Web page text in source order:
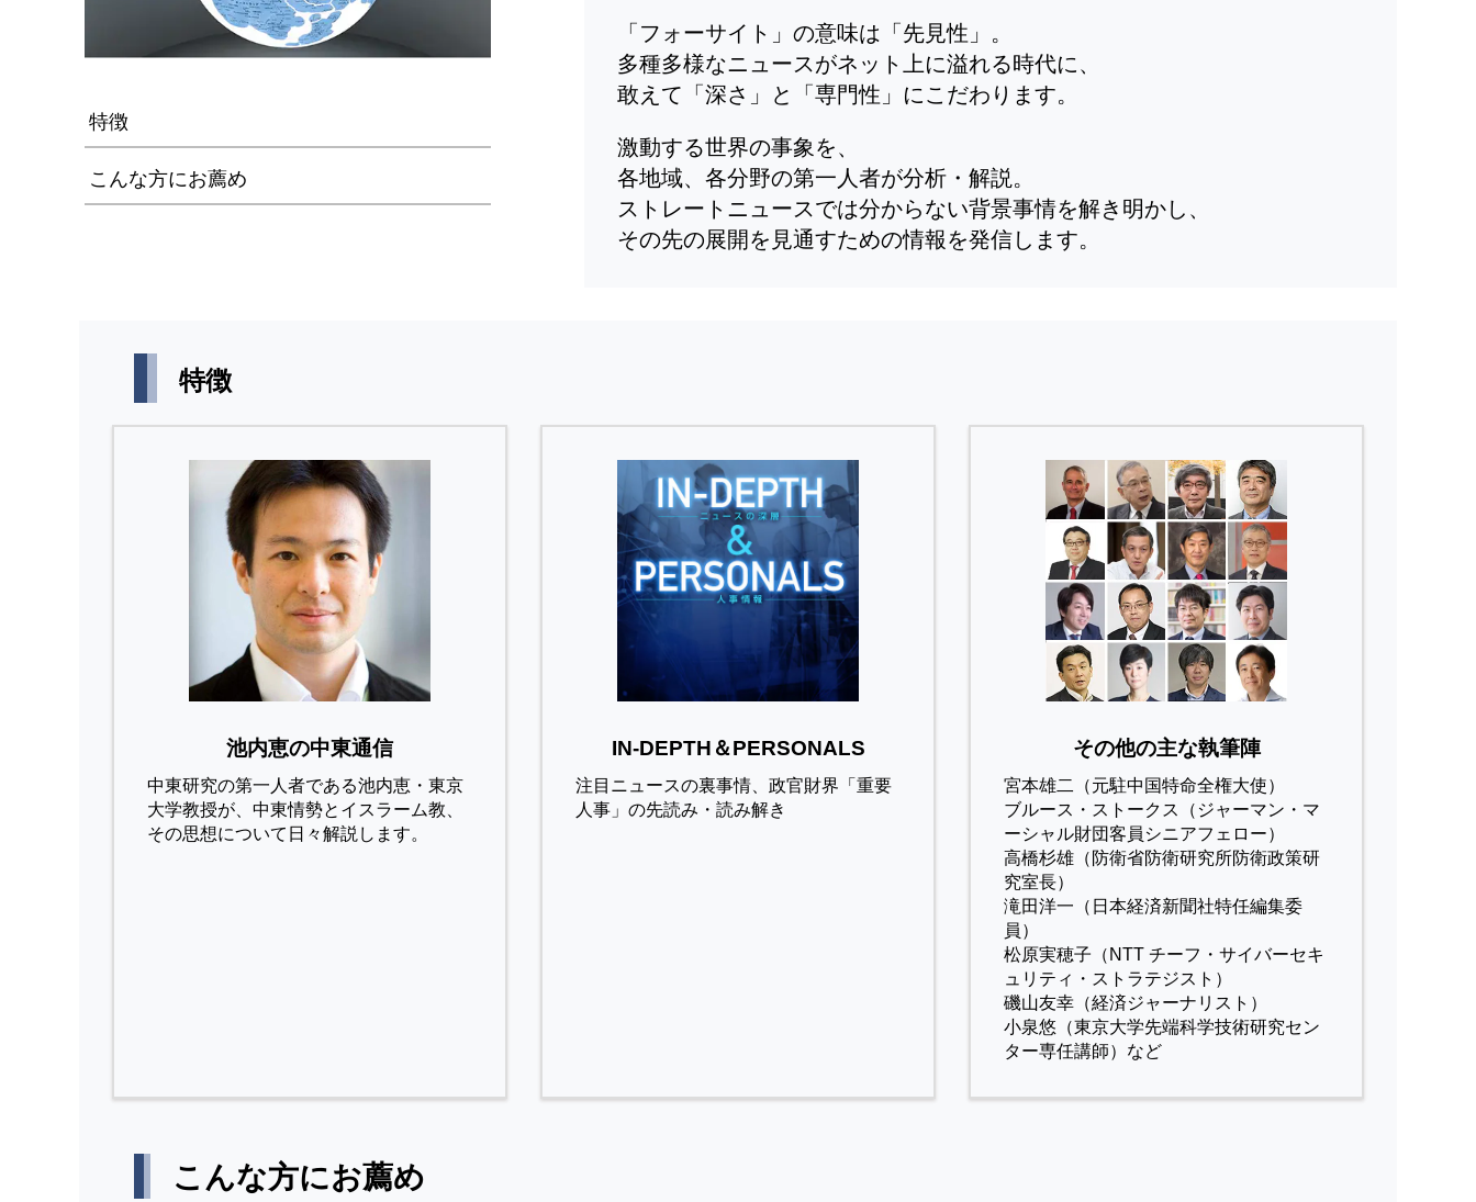
特徴
こんな方にお薦め
「フォーサイト」の意味は「先見性」。
多種多様なニュースがネット上に溢れる時代に、
敢えて「深さ」と「専門性」にこだわります。
激動する世界の事象を、
各地域、各分野の第一人者が分析・解説。
ストレートニュースでは分からない背景事情を解き明かし、
その先の展開を見通すための情報を発信します。
特徴
池内恵の中東通信
中東研究の第⼀⼈者である池内恵・東京
⼤学教授が、中東情勢とイスラーム教、
その思想について⽇々解説します。
IN-DEPTH＆PERSONALS
注目ニュースの裏事情、政官財界「重要
人事」の先読み・読み解き
その他の主な執筆陣
宮本雄二（元駐中国特命全権大使）
ブルース・ストークス（ジャーマン・マ
ーシャル財団客員シニアフェロー）
高橋杉雄（防衛省防衛研究所防衛政策研
究室長）
滝田洋一（日本経済新聞社特任編集委
員）
松原実穂子（NTT チーフ・サイバーセキ
ュリティ・ストラテジスト）
磯山友幸（経済ジャーナリスト）
小泉悠（東京大学先端科学技術研究セン
ター専任講師）など
こんな方にお薦め